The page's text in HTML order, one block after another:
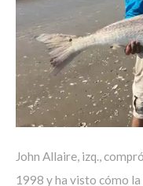
John Allaire, izq.,
1998 y ha visto cómo